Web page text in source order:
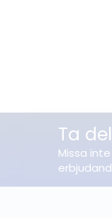
Ta
Missa